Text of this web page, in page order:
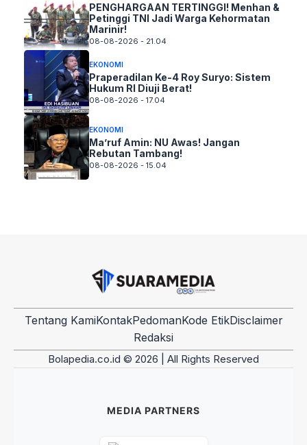
PENGHARGAAN TERTINGGI! Menhan &
Petinggi TNI Jadi Warga Kehormatan
Marinir!
08-08-2026 - 21.04
EKONOMI
Praperadilan Ke-4 Roy Suryo: Sistem
Hukum RI Diuji Berat!
08-08-2026 - 17.04
EKONOMI
Ma’ruf Amin: NU Awas! Jangan
Rebutan Tambang!
08-08-2026 - 15.04
Tentang KamiKontakPedomanKode EtikDisclaimer
Redaksi
Bolapedia.co.id © 2026 | All Rights Reserved
MEDIA PARTNERS